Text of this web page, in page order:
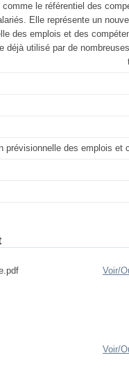
le référentiel des
Elle représente un
des emplois et des
déjà utilisé par de
prévisionnelle des emplois et
Voir/
Voir/